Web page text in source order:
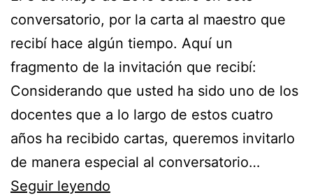
conversatorio, por la carta al maestro que
recibí hace algún tiempo. Aquí un
fragmento de la invitación que recibí:
Considerando que usted ha sido uno de los
docentes que a lo largo de estos cuatro
años ha recibido cartas, queremos invitarlo
de manera especial al conversatorio…
Seguir leyendo